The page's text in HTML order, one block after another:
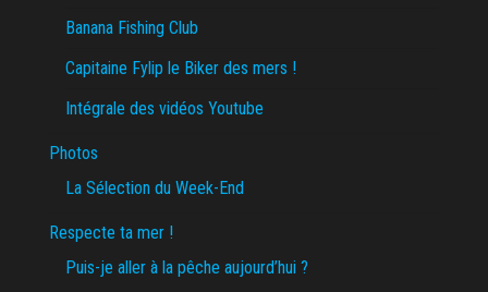
Banana Fishing Club
Capitaine Fylip le Biker des mers !
Intégrale des vidéos Youtube
Photos
La Sélection du Week-End
Respecte ta mer !
Puis-je aller à la pêche aujourd’hui ?